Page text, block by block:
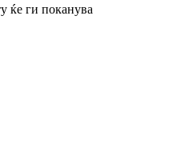
ќе ги поканува